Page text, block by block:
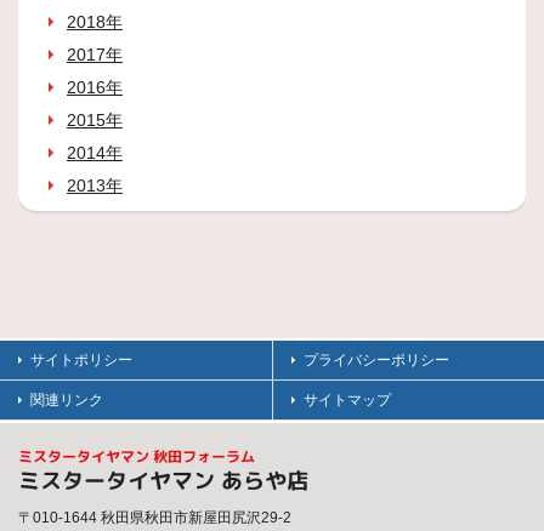
2018年
2017年
2016年
2015年
2014年
2013年
サイトポリシー プライバシーポリシー
関連リンク サイトマップ
ミスタータイヤマン 秋田フォーラム
ミスタータイヤマン あらや店
〒010-1644 秋田県秋田市新屋田尻沢29-2